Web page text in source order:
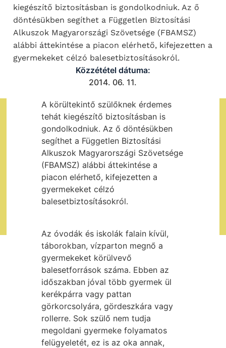
kiegészítő biztosításban is gondolkodniuk. Az ő
döntésükben segíthet a Független Biztosítási
Alkuszok Magyarországi Szövetsége (FBAMSZ)
alábbi áttekintése a piacon elérhető, kifejezetten a
gyermekeket célzó balesetbiztosításokról.
Közzététel dátuma:
2014. 06. 11.
A körültekintő szülőknek érdemes
tehát kiegészítő biztosításban is
gondolkodniuk. Az ő döntésükben
segíthet a Független Biztosítási
Alkuszok Magyarországi Szövetsége
(FBAMSZ) alábbi áttekintése a
piacon elérhető, kifejezetten a
gyermekeket célzó
balesetbiztosításokról.
Az óvodák és iskolák falain kívül,
táborokban, vízparton megnő a
gyermekeket körülvevő
balesetforrások száma. Ebben az
időszakban jóval több gyermek ül
kerékpárra vagy pattan
görkorcsolyára, gördeszkára vagy
rollerre. Sok szülő nem tudja
megoldani gyermeke folyamatos
felügyeletét, ez is az oka annak,